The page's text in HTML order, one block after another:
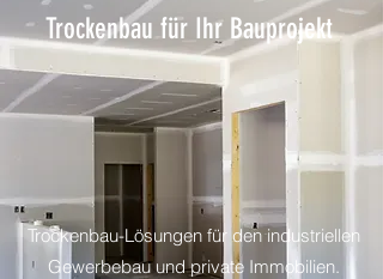
Trockenbau für Ihr Bauprojekt
Trockenbau-Lösungen für den industriellen
Gewerbebau und private Immobilien.